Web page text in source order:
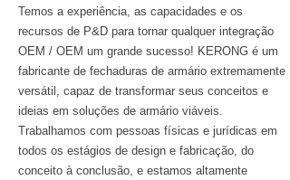
Temos a experiência, as capacidades e os
recursos de P&D para tornar qualquer integração
OEM / OEM um grande sucesso! KERONG é um
fabricante de fechaduras de armário extremamente
versátil, capaz de transformar seus conceitos e
ideias em soluções de armário viáveis.
Trabalhamos com pessoas físicas e jurídicas em
todos os estágios de design e fabricação, do
conceito à conclusão, e estamos altamente